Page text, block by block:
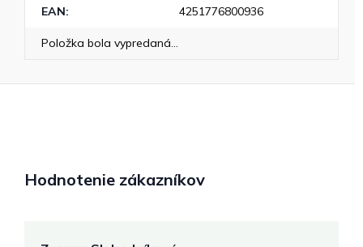
EAN: 4251776800936
Položka bola vypredaná…
Hodnotenie zákazníkov